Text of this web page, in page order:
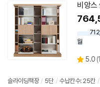
비앙스
월
별
5.0 (
슬라이딩책장 / 5단 / 수납칸수: 25칸 /